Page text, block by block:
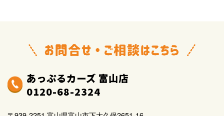
あっぷるカーズ 富山店
0120-68-2324